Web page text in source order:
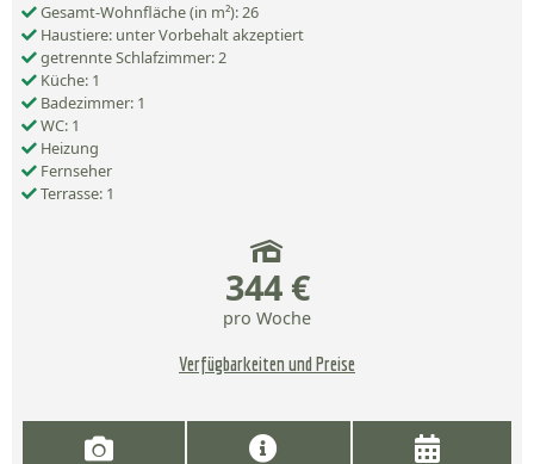
Gesamt-Wohnfläche (in m²): 26
Haustiere: unter Vorbehalt akzeptiert
getrennte Schlafzimmer: 2
Küche: 1
Badezimmer: 1
WC: 1
Heizung
Fernseher
Terrasse: 1
344 €
pro Woche
Verfügbarkeiten und Preise